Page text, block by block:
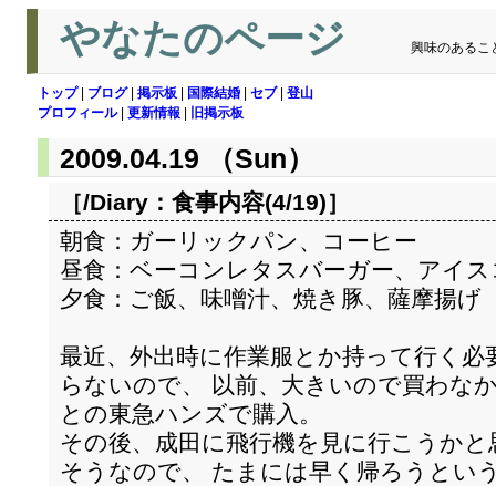
やなたのページ 興味のあるこ
トップ| ブログ| 掲示板 国際結婚 セブ| 登山
プロフィール| 更新情報 旧掲示板
2009.04.19 （Sun）
［/Diary： 食事内容(4/19)］
朝食：ガーリックパン、コーヒー
昼食：ベーコンレタスバーガー、アイ
夕食：ご飯、味噌汁、焼き豚、薩摩揚げ
最近、外出時に作業服とか持って行く
らないので、 以前、大きいので買わな
との東急ハンズで購入。
その後、成田に飛行機を見に行こうか
そうなので、 たまには早く帰ろうとい